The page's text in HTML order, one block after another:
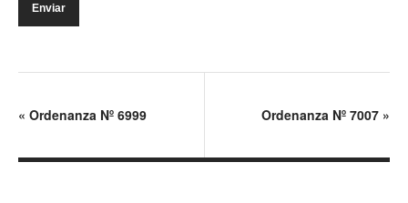
« Ordenanza Nº 6999 Ordenanza Nº 7007 »